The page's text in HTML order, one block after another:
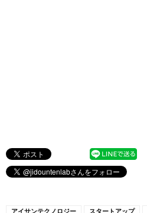
アイサンテクノロジー スタートアップ